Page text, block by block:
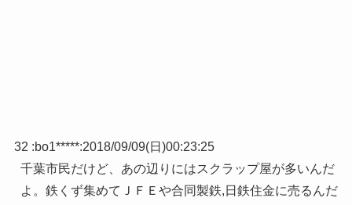
32 :bo1*****:2018/09/09(日)00:23:25
千葉市民だけど、あの辺りにはスクラップ屋が多いんだ
よ。鉄くず集めてＪＦＥや合同製鉄,日鉄住金に売るんだ